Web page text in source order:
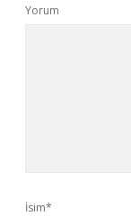
Yorum
İsim*